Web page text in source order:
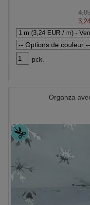
pck.
Organza